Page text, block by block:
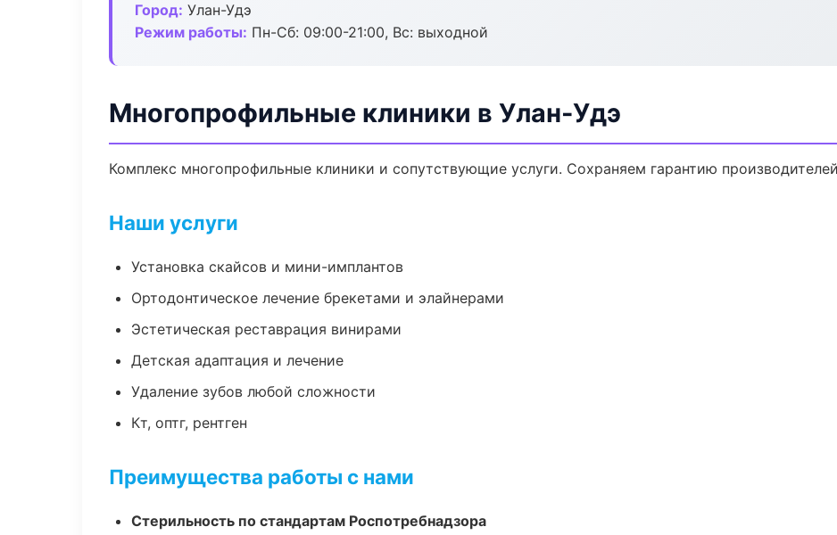
Город: Улан-Удэ
Режим работы: Пн-Сб: 09:00-21:00, Вс: выходной
Многопрофильные клиники в Улан-Удэ
Комплекс многопрофильные клиники и сопутствующие услуги. Сохраняем гарантию
Наши услуги
Установка скайсов и мини-имплантов
Ортодонтическое лечение брекетами и элайнерами
Эстетическая реставрация винирами
Детская адаптация и лечение
Удаление зубов любой сложности
Кт, оптг, рентген
Преимущества работы с нами
Стерильность по стандартам Роспотребнадзора